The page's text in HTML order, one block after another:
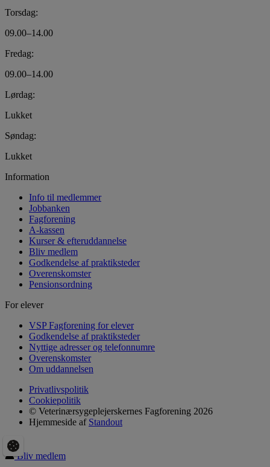
Torsdag:
09.00–14.00
Fredag:
09.00–14.00
Lørdag:
Lukket
Søndag:
Lukket
Information
Info til medlemmer
Jobbanken
Fagforening
A-kassen
Kurser & efteruddannelse
Bliv medlem
Godkendelse af praktiksteder
Overenskomster
Pensionsordning
For elever
VSP Fagforening for elever
Godkendelse af praktiksteder
Nyttige adresser og telefonnumre
Overenskomster
Om uddannelsen
Privatlivspolitik
Cookiepolitik
© Veterinærsygeplejerskernes Fagforening 2026
Hjemmeside af Standout
Bliv medlem